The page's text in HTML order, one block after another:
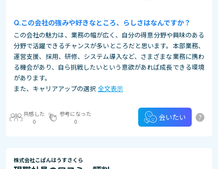
この会社の強みや好きなところ、らしさはなんですか？
この会社の魅力は、業務の幅が広く、自分の得意分野や興味のある
分野で活躍できるチャンスが多いところだと思います。本部業務、
運営支援、採用、研修、システム導入など、さまざまな業務に携わ
る機会があり、自ら挑戦したいという意欲があれば成長できる環境
があります。
また、キャリアアップの選択 全文表示
共感した
0
参考になった
0
会いたい ?
株式会社こぱんはうすさくら